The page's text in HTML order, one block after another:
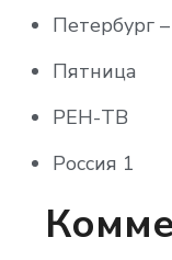
Петербург
Пятница
РЕН-ТВ
Россия 1
Россия 24